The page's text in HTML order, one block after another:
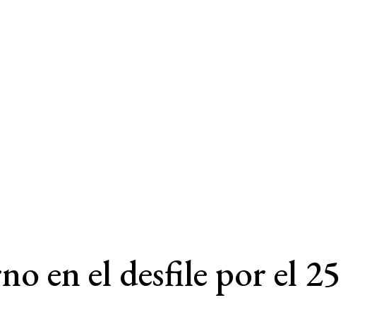
en el desfile por el 25